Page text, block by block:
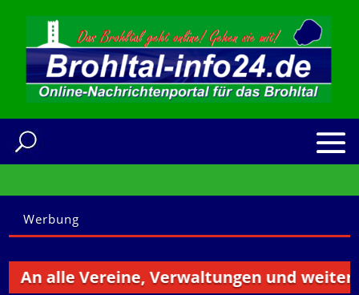
Werbung
alle Vereine, Verwaltungen und weitere